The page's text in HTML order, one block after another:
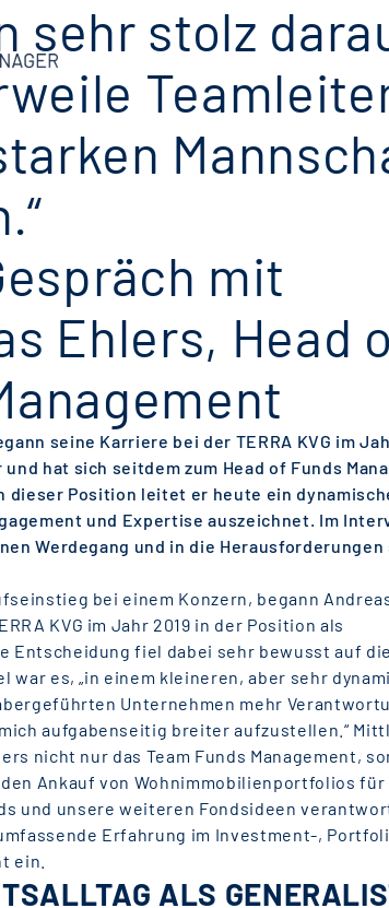
sehr stolz
mit
Ehlers, Head
seine Karriere bei der TERRA KVG im
und hat sich seitdem zum Head of Funds
dieser Position leitet er heute ein
und Expertise auszeichnet. Im
Werdegang und in die Herausforderungen
bei einem Konzern, begann
KVG im Jahr 2019 in der Position als
Entscheidung fiel dabei sehr bewusst auf
war es, „in einem kleineren, aber sehr
Unternehmen mehr
aufgabenseitig breiter aufzustellen.“
nicht nur das Team Funds Management,
Ankauf von Wohnimmobilienportfolios für
und unsere weiteren Fondsideen
Erfahrung im Investment-,
ein.
ALS